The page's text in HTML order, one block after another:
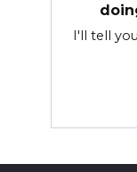
I'll tell